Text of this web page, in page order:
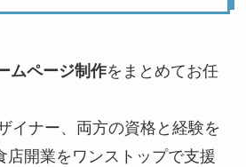
ムページ制作をまとめてお任
イナー、両方の資格と経験を
店開業をワンストップで支援